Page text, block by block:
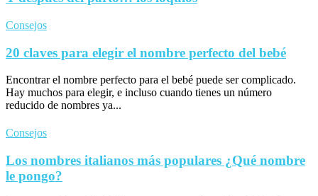
Consejos
20 claves para elegir el nombre perfecto del bebé
Encontrar el nombre perfecto para el bebé puede ser complicado.
Hay muchos para elegir, e incluso cuando tienes un número
reducido de nombres ya...
Consejos
Los nombres italianos más populares ¿Qué nombre
le pongo?